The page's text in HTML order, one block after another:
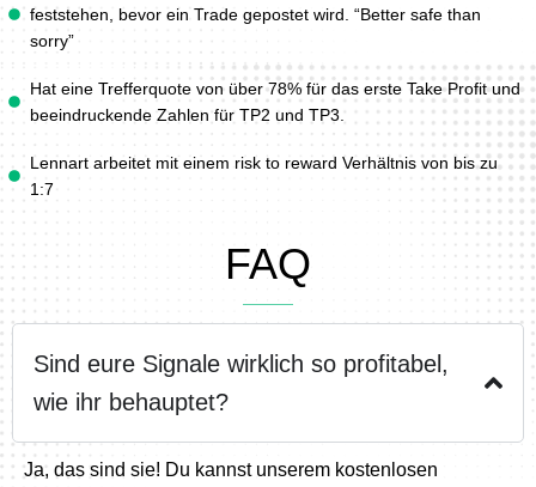
feststehen, bevor ein Trade gepostet wird. “Better safe than
sorry”
Hat eine Trefferquote von über 78% für das erste Take Profit und
beeindruckende Zahlen für TP2 und TP3.
Lennart arbeitet mit einem risk to reward Verhältnis von bis zu
1:7
FAQ
Sind eure Signale wirklich so profitabel,
wie ihr behauptet?
Ja, das sind sie! Du kannst unserem kostenlosen